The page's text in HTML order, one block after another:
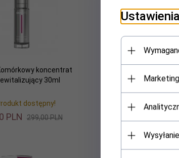
koncentrat
30ml
dostępny!
PLN 299,00 PLN
biostymulujący
Produkt
Promocja